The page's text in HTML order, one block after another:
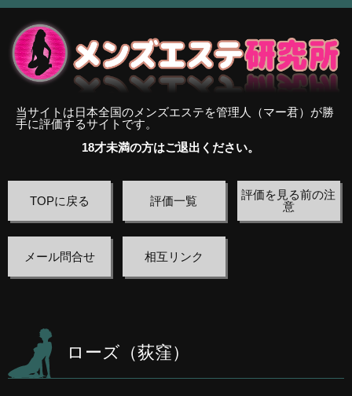
当サイトは日本全国のメンズエステを管理人（マー君）が勝
手に評価するサイトです。
18才未満の方はご退出ください。
TOPに戻る 評価一覧
評価を見る前の注
意
メール問合せ 相互リンク
ローズ（荻窪）